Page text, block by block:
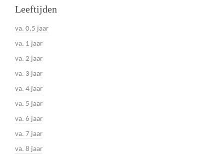
Leeftijden
va. 0,5 jaar
va. 1 jaar
va. 2 jaar
va. 3 jaar
va. 4 jaar
va. 5 jaar
va. 6 jaar
va. 7 jaar
va. 8 jaar